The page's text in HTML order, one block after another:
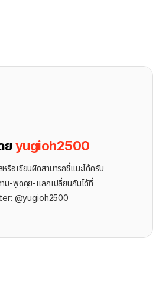
ยyugioh2500
รือเขียนผิดสามารถชี้แนะได้ครับ
ม-พูดคุย-แลกเปลี่ยนกันได้ที่
@yugioh2500